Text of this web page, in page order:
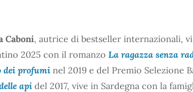
Caboni, autrice di bestseller internazionali,
2025 con il romanzo La ragazza senza
dei profumi nel 2019 e del Premio Selezione
api del 2017, vive in Sardegna con la